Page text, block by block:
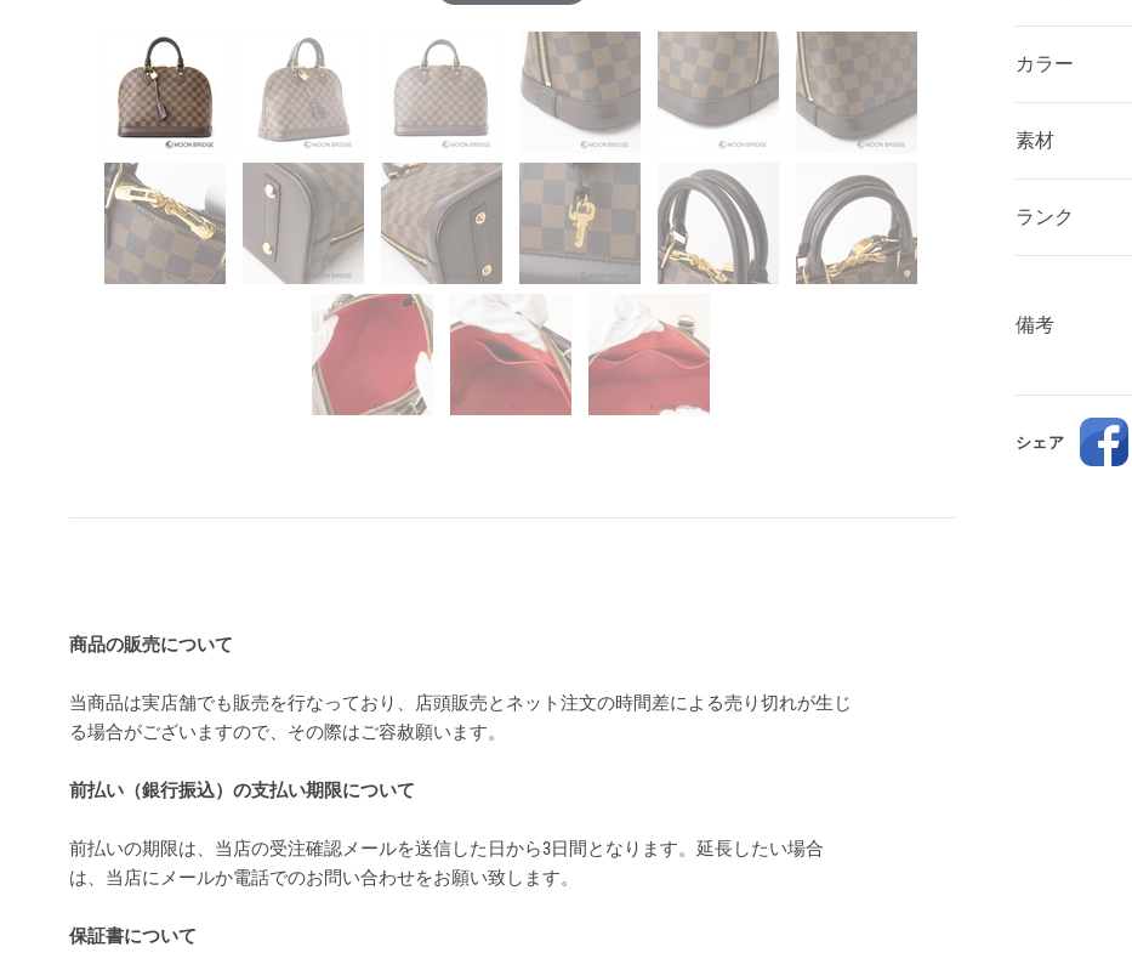
カラー
素材
ランク
備考
シェア
商品の販売について
当商品は実店舗でも販売を行なっており、店頭販売とネット注文の時間差による売り切れが生じ
る場合がございますので、その際はご容赦願います。
前払い（銀行振込）の支払い期限について
前払いの期限は、当店の受注確認メールを送信した日から3日間となります。延長したい場合
は、当店にメールか電話でのお問い合わせをお願い致します。
保証書について